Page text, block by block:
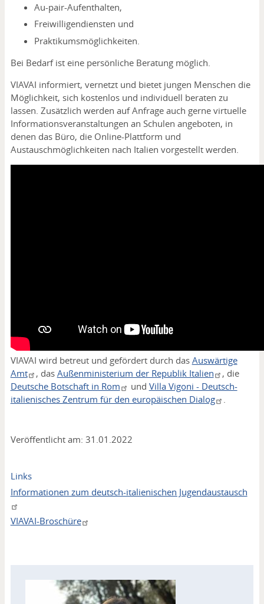
Au-pair-Aufenthalten,
Freiwilligendiensten und
Praktikumsmöglichkeiten.
Bei Bedarf ist eine persönliche Beratung möglich.
VIAVAI informiert, vernetzt und bietet jungen Menschen die
Möglichkeit, sich kostenlos und individuell beraten zu
lassen. Zusätzlich werden auf Anfrage auch gerne virtuelle
Informationsveranstaltungen an Schulen angeboten, in
denen das Büro, die Online-Plattform und
Austauschmöglichkeiten nach Italien vorgestellt werden.
VIAVAI wird betreut und gefördert durch das Auswärtige
Amt
, das Außenministerium der Republik Italien
, die
Deutsche Botschaft in Rom
und Villa Vigoni - Deutsch-
italienisches Zentrum für den europäischen Dialog
.
Veröffentlicht am: 31.01.2022
Links
Informationen zum deutsch-italienischen Jugendaustausch
VIAVAI-Broschüre